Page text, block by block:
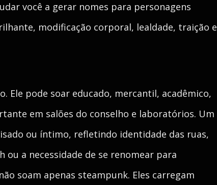
você a gerar nomes para personagens
modificação corporal, lealdade, traição e
Ele pode soar educado, mercantil, acadêmico,
em salões do conselho e laboratórios. Um
ou íntimo, refletindo identidade das ruas,
a necessidade de se renomear para
soam apenas steampunk. Eles carregam